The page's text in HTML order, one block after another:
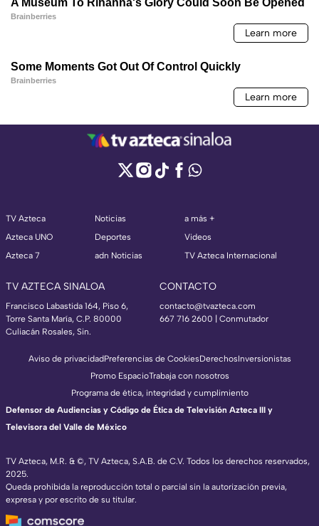
TV Azteca
Azteca UNO
Azteca 7
Noticias
Deportes
adn Noticias
a más +
Videos
TV Azteca Internacional
TV AZTECA SINALOA
Francisco Labastida 164, Piso 6,
Torre Santa María, C.P. 80000
Culiacán Rosales, Sin.
CONTACTO
contacto@tvazteca.com
667 716 2600 | Conmutador
TV Azteca, M.R. & ©, TV Azteca, S.A.B. de C.V. Todos los derechos reservados,
2025.
Queda prohibida la reproducción total o parcial sin la autorización previa,
expresa y por escrito de su titular.
Aviso de privacidadPreferencias de CookiesDerechosInversionistas
Promo EspacioTrabaja con nosotros
Programa de ética, integridad y cumplimiento
Defensor de Audiencias y Código de Ética de Televisión Azteca III y
Televisora del Valle de México